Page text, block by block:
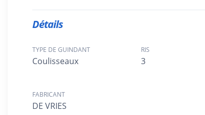
Détails
TYPE DE GUINDANT
Coulisseaux
RIS
3
FABRICANT
DE VRIES